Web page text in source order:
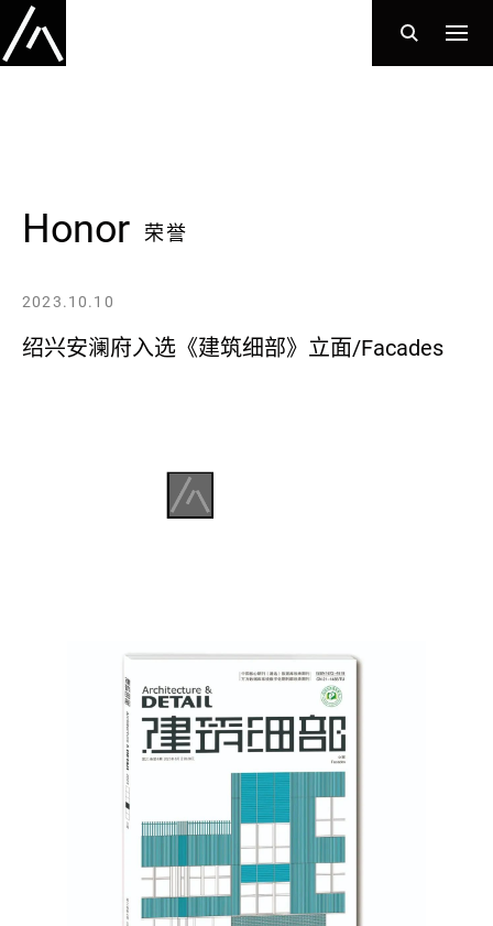
Honor 荣誉
2023.10.10
绍兴安澜府入选《建筑细部》立面/Facades